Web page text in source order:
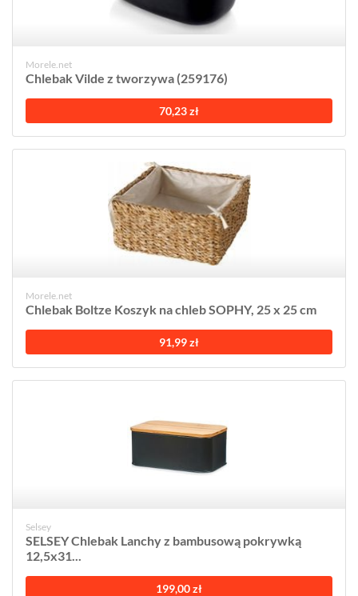
Morele.net
Chlebak Vilde z tworzywa (259176)
70,23 zł
Morele.net
Chlebak Boltze Koszyk na chleb SOPHY, 25 x 25 cm
91,99 zł
Selsey
SELSEY Chlebak Lanchy z bambusową pokrywką
12,5x31...
199,00 zł